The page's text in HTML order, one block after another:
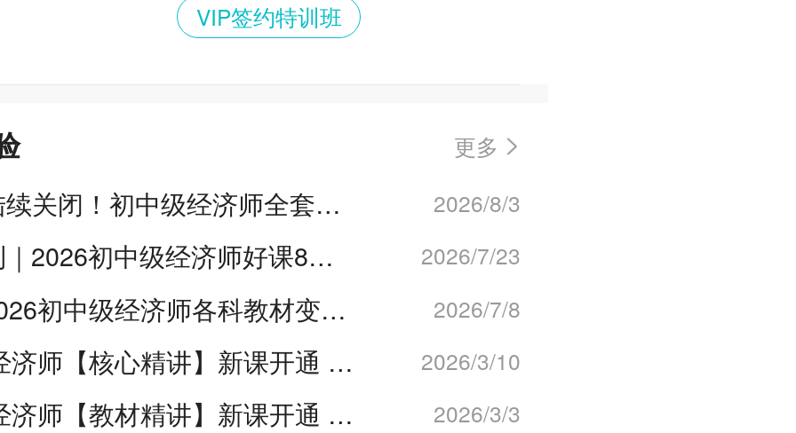
VIP签约特训班
更多
报名窗口陆续关闭！初中级经济师全套备考干货限时免费领 2026/8/3
报名季福利｜2026初中级经济师好课8折特惠 至高省¥796 2026/7/23
【汇总】2026初中级经济师各科教材变动对比 2026/7/8
2026初级经济师【核心精讲】新课​开通 抢先试听> 2026/3/10
2026中级经济师【教材精讲】新课​开通 抢先试听> 2026/3/3